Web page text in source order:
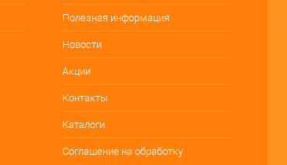
Полезная информация
Новости
Акции
Контакты
Каталоги
Соглашение на обработку